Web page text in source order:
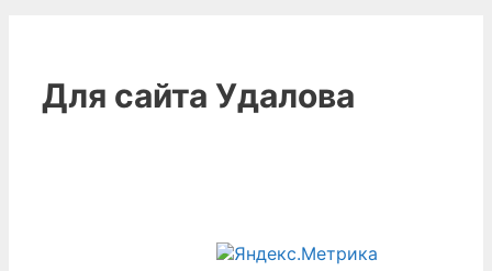
Для сайта Удалова